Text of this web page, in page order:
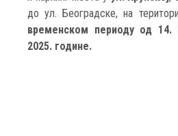
до ул. Београдске, на
временском периоду од
2025. године.